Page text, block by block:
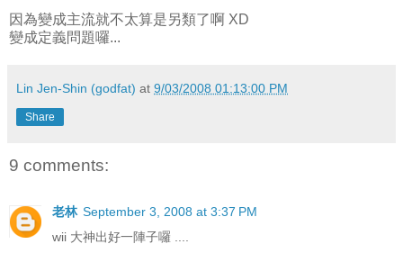
因為變成主流就不太算是另類了啊 XD
變成定義問題囉...
Lin Jen-Shin (godfat) at 9/03/2008 01:13:00 PM
Share
9 comments:
老林 September 3, 2008 at 3:37 PM
wii 大神出好一陣子囉 ....